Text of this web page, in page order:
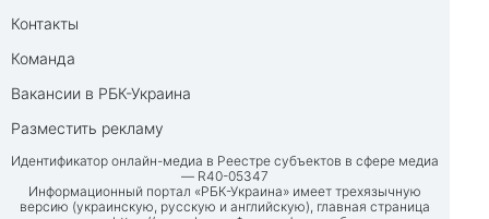
Контакты
Команда
Вакансии в РБК-Украина
Разместить рекламу
Идентификатор онлайн-медиа в Реестре субъектов в сфере медиа
— R40-05347
Информационный портал «РБК-Украина» имеет трехязычную
версию (украинскую, русскую и английскую), главная страница